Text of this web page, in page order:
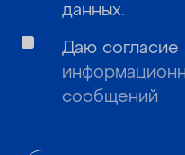
данных.
Даю согласие
сообщений